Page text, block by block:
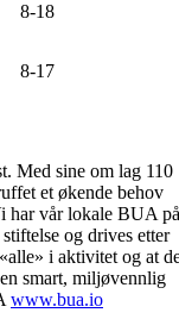
8-18
8-17
Med sine om lag 110
et økende behov
har vår lokale BUA på
og drives etter
i aktivitet og at
smart, miljøvennlig
www.bua.io